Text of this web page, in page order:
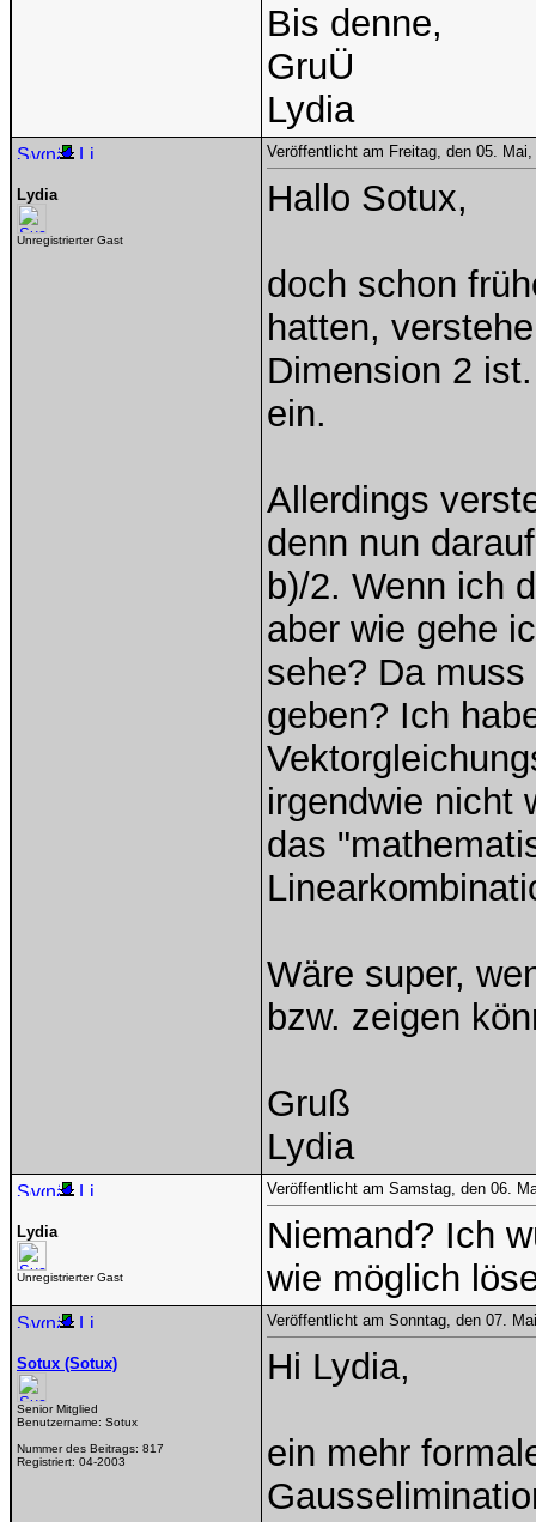
Bis denne,
GruÜ
Lydia
Lydia
Unregistrierter Gast
Veröffentlicht am Freitag, den 05.
Hallo Sotux,
doch schon
hatten,
Dimension 2
ein.
Allerdings
denn nun
b)/2. Wenn ich
aber wie gehe
sehe? Da
geben? Ich
irgendwie nicht
das
Wäre super,
bzw. zeigen
Gruß
Lydia
Lydia
Unregistrierter Gast
Veröffentlicht am Samstag, den 06.
Niemand? Ich
wie möglich
Sotux (Sotux)
Senior Mitglied
Benutzername: Sotux
Nummer des Beitrags: 817
Registriert: 04-2003
Veröffentlicht am Sonntag, den 07.
Hi Lydia,
ein mehr